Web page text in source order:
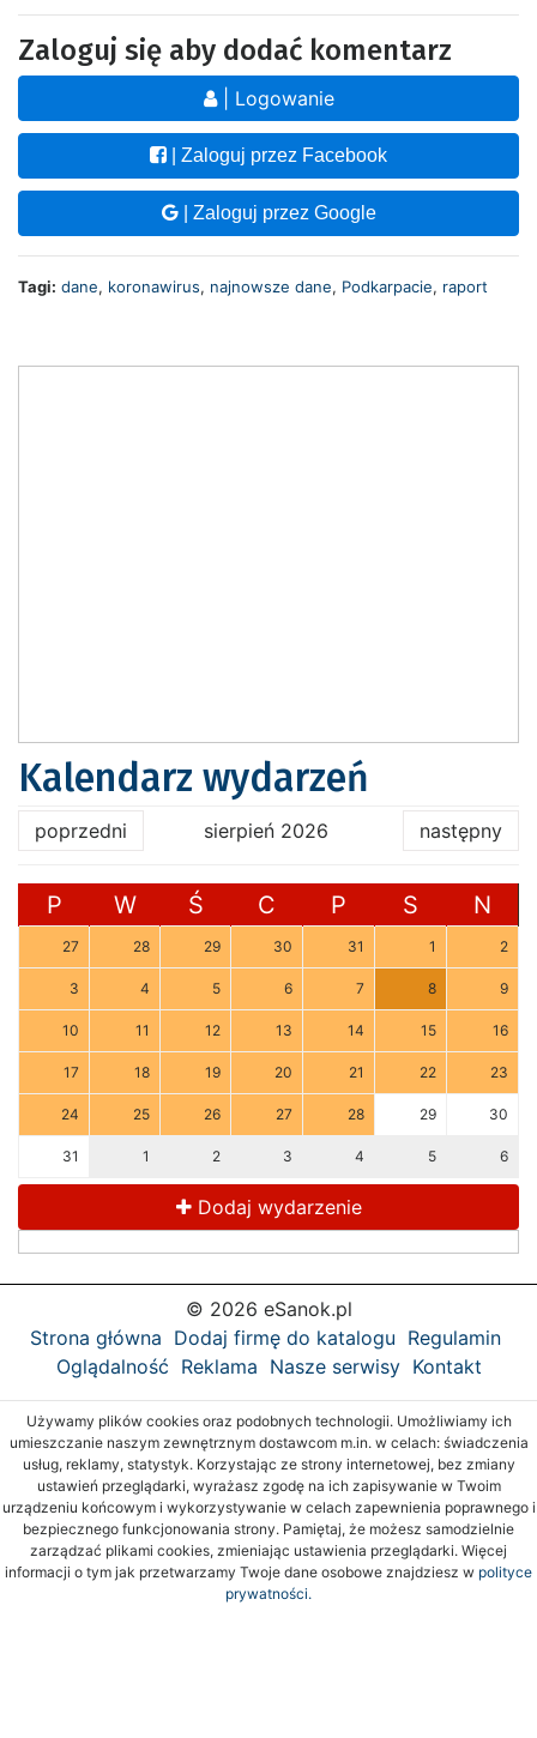
Zaloguj się aby dodać komentarz
| Logowanie
| Zaloguj przez Facebook
| Zaloguj przez Google
Tagi: dane, koronawirus, najnowsze dane, Podkarpacie, raport
Kalendarz wydarzeń
poprzedni sierpień 2026 następny
P W Ś C P S N
27 28 29 30 31 1 2
3 4 5 6 7 8 9
10 11 12 13 14 15 16
17 18 19 20 21 22 23
24 25 26 27 28 29 30
31 1 2 3 4 5 6
Dodaj wydarzenie
© 2026 eSanok.pl
Strona główna Dodaj firmę do katalogu Regulamin
Oglądalność Reklama Nasze serwisy Kontakt
Używamy plików cookies oraz podobnych technologii. Umożliwiamy ich
umieszczanie naszym zewnętrznym dostawcom m.in. w celach: świadczenia
usług, reklamy, statystyk. Korzystając ze strony internetowej, bez zmiany
ustawień przeglądarki, wyrażasz zgodę na ich zapisywanie w Twoim
urządzeniu końcowym i wykorzystywanie w celach zapewnienia poprawnego i
bezpiecznego funkcjonowania strony. Pamiętaj, że możesz samodzielnie
zarządzać plikami cookies, zmieniając ustawienia przeglądarki. Więcej
informacji o tym jak przetwarzamy Twoje dane osobowe znajdziesz w polityce
prywatności.